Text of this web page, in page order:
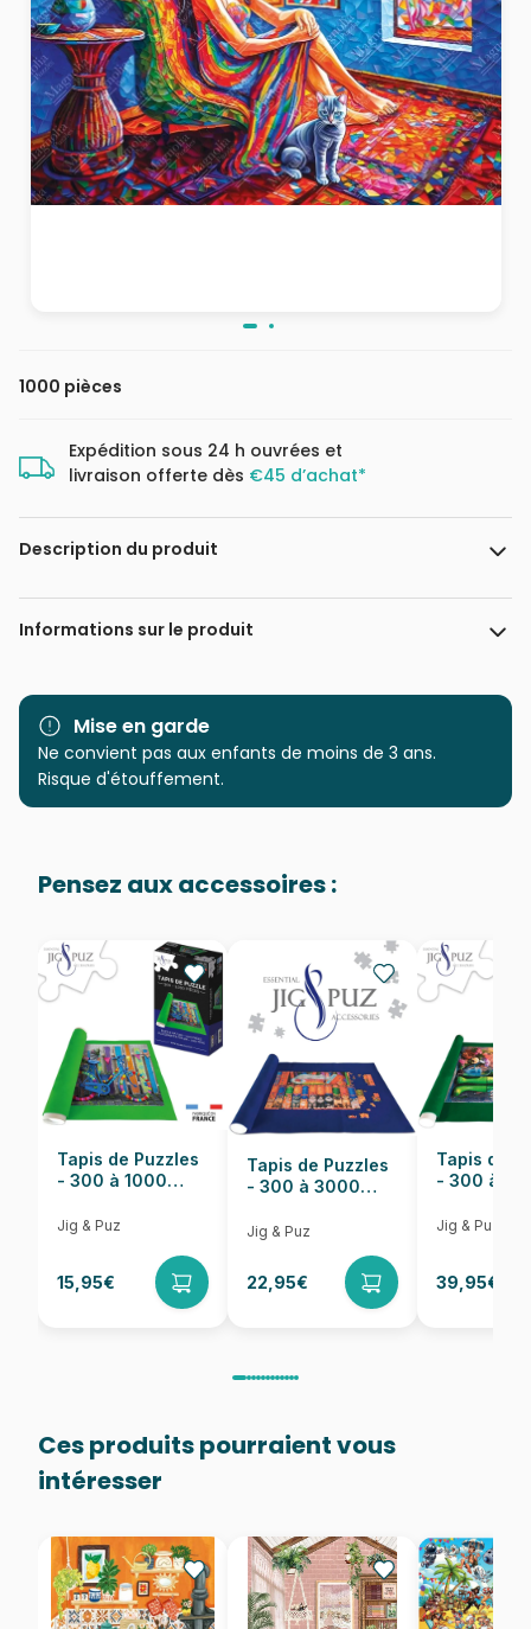
1000 pièces
Expédition sous 24 h ouvrées et
livraison offerte dès €45 d’achat*
Description du produit
Elif Hürdoğan
Informations sur le produit
Marque Magnolia
Catégorie Puzzles - Déco et Objets
Age
Puzzle pour Adultes (500 à
Provenance Puzzles fabriqués en France
EAN 8699375068627
Nombre de pièces 1000 pièces
Dimensions 68 x 48 cm
Mise en garde
Ne convient pas aux enfants de moins de 3 ans.
Risque d'étouffement.
Pensez aux accessoires :
Tapis de Puzzles
- 300 à 1000
Jig & Puz
15,95€
Tapis de Puzzles
- 300 à 3000
Jig & Puz
22,95€
Tapis de
- 300 à
Jig & Puz
39,95€
Ces produits pourraient vous
intéresser